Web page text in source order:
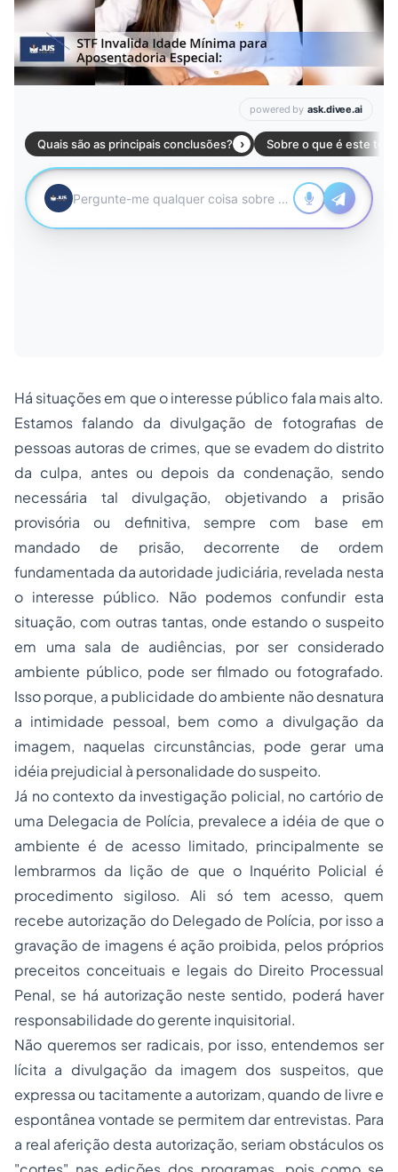
Há situações em que o interesse público fala mais alto.
Estamos falando da divulgação de fotografias de
pessoas autoras de crimes, que se evadem do distrito
da culpa, antes ou depois da condenação, sendo
necessária tal divulgação, objetivando a prisão
provisória ou definitiva, sempre com base em
mandado de prisão, decorrente de ordem
fundamentada da autoridade judiciária, revelada nesta
o interesse público. Não podemos confundir esta
situação, com outras tantas, onde estando o suspeito
em uma sala de audiências, por ser considerado
ambiente público, pode ser filmado ou fotografado.
Isso porque, a publicidade do ambiente não desnatura
a intimidade pessoal, bem como a divulgação da
imagem, naquelas circunstâncias, pode gerar uma
idéia prejudicial à personalidade do suspeito.
Já no contexto da investigação policial, no cartório de
uma Delegacia de Polícia, prevalece a idéia de que o
ambiente é de acesso limitado, principalmente se
lembrarmos da lição de que o Inquérito Policial é
procedimento sigiloso. Ali só tem acesso, quem
recebe autorização do Delegado de Polícia, por isso a
gravação de imagens é ação proibida, pelos próprios
preceitos conceituais e legais do Direito Processual
Penal, se há autorização neste sentido, poderá haver
responsabilidade do gerente inquisitorial.
Não queremos ser radicais, por isso, entendemos ser
lícita a divulgação da imagem dos suspeitos, que
expressa ou tacitamente a autorizam, quando de livre e
espontânea vontade se permitem dar entrevistas. Para
a real aferição desta autorização, seriam obstáculos os